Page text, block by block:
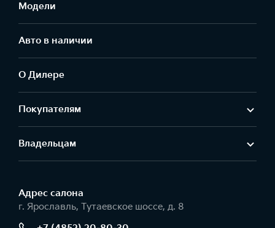
Модели
Авто в наличии
О Дилере
Покупателям
Владельцам
Адрес салонa
г. Ярославль, Тутаевское шоссе, д. 8